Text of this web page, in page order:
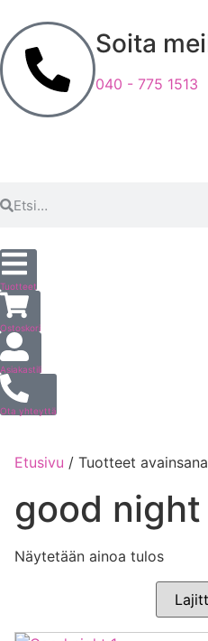
Soita
040 - 775 1513
Tuotteet
Ostoskori
Asiakastili
Ota yhteyttä
Etusivu / Tuotteet
good night
Näytetään ainoa tulos